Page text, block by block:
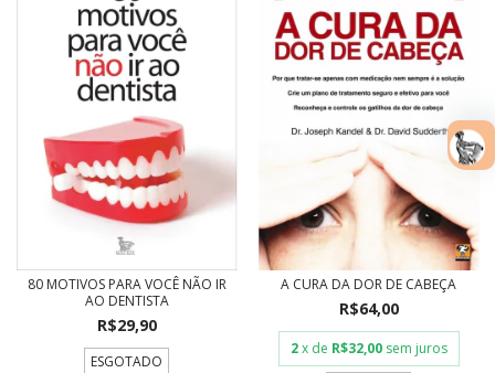
80 MOTIVOS PARA VOCÊ NÃO IR
AO DENTISTA
R$29,90
ESGOTADO
A CURA DA DOR DE CABEÇA
R$64,00
2 x de R$32,00 sem juros